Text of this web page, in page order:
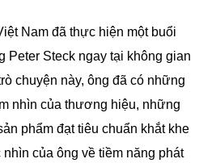
Nam đã thực hiện một buổi
Peter Steck ngay tại không gian
chuyện này, ông đã có những
nhìn của thương hiệu, những
phẩm đạt tiêu chuẩn khắt khe
của ông về tiềm năng phát